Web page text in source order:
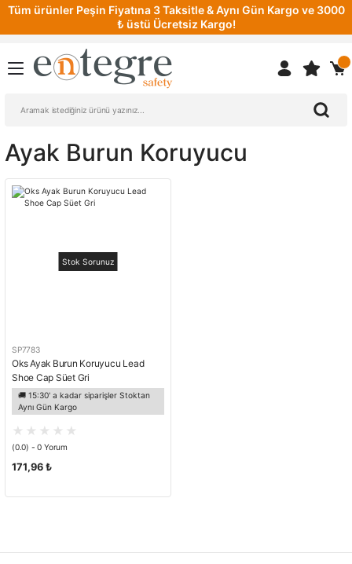
Tüm ürünler Peşin Fiyatına 3 Taksitle & Aynı Gün Kargo ve 3000
₺ üstü Ücretsiz Kargo!
Ayak Burun Koruyucu
Stok Sorunuz
SP7783
Oks Ayak Burun Koruyucu Lead
Shoe Cap Süet Gri
🚚 15:30' a kadar siparişler Stoktan
Aynı Gün Kargo
(0.0) - 0 Yorum
171,96 ₺